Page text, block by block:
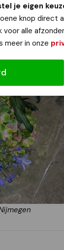
je eigen
knop direct
voor alle
meer in onze